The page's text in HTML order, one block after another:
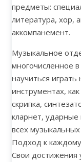
предметы:
литература, хор,
аккомпанемент.
Музыкальное
многочисленное
научиться
инструментах,
скрипка,
кларнет,
всех
Подход к
Свои достижения